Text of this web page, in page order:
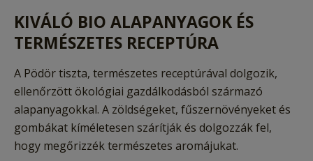
KIVÁLÓ BIO ALAPANYAGOK ÉS
TERMÉSZETES RECEPTÚRA
A Pödör tiszta, természetes receptúrával dolgozik,
ellenőrzött ökológiai gazdálkodásból származó
alapanyagokkal. A zöldségeket, fűszernövényeket és
gombákat kíméletesen szárítják és dolgozzák fel,
hogy megőrizzék természetes aromájukat.